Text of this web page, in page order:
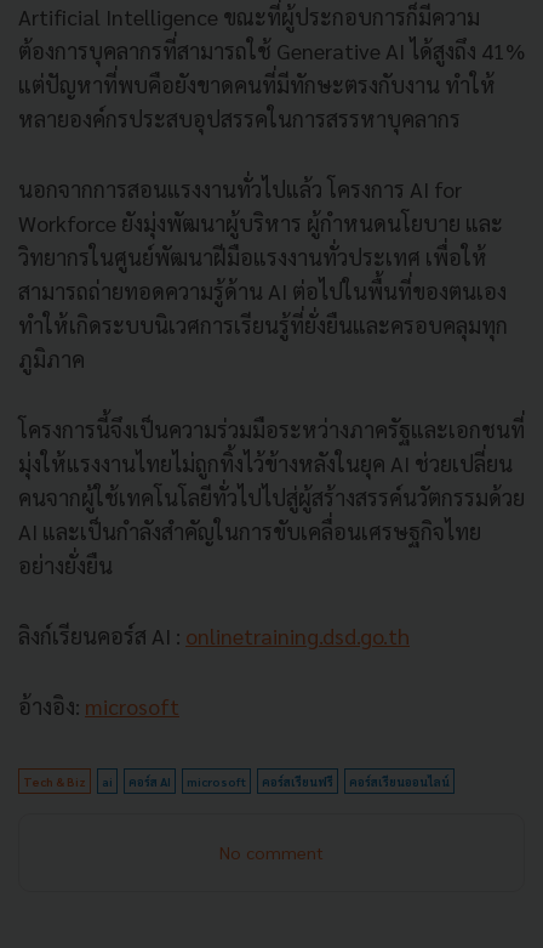
Artificial Intelligence ขณะที่ผู้ประกอบการก็มีความ
ต้องการบุคลากรที่สามารถใช้ Generative AI ได้สูงถึง 41%
แต่ปัญหาที่พบคือยังขาดคนที่มีทักษะตรงกับงาน ทำให้
หลายองค์กรประสบอุปสรรคในการสรรหาบุคลากร
นอกจากการสอนแรงงานทั่วไปแล้ว โครงการ AI for
Workforce ยังมุ่งพัฒนาผู้บริหาร ผู้กำหนดนโยบาย และ
วิทยากรในศูนย์พัฒนาฝีมือแรงงานทั่วประเทศ เพื่อให้
สามารถถ่ายทอดความรู้ด้าน AI ต่อไปในพื้นที่ของตนเอง
ทำให้เกิดระบบนิเวศการเรียนรู้ที่ยั่งยืนและครอบคลุมทุก
ภูมิภาค
โครงการนี้จึงเป็นความร่วมมือระหว่างภาครัฐและเอกชนที่
มุ่งให้แรงงานไทยไม่ถูกทิ้งไว้ข้างหลังในยุค AI ช่วยเปลี่ยน
คนจากผู้ใช้เทคโนโลยีทั่วไปไปสู่ผู้สร้างสรรค์นวัตกรรมด้วย
AI และเป็นกำลังสำคัญในการขับเคลื่อนเศรษฐกิจไทย
อย่างยั่งยืน
ลิงก์เรียนคอร์ส AI : onlinetraining.dsd.go.th
อ้างอิง: microsoft
Tech & Biz ai คอร์ส AI microsoft คอร์สเรียนฟรี คอร์สเรียนออนไลน์
No comment